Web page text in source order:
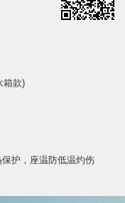
箱款)
护，座温防低温灼伤